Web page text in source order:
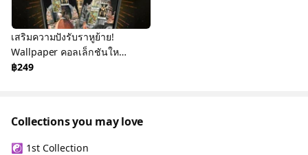
เสริมความปังรับราหูย้าย!
Wallpaper คอลเล็กชันใหม่
“อสุรา ราหู” สำหรับส่งและ
฿249
Collections you may love
☯️ 1st Collection